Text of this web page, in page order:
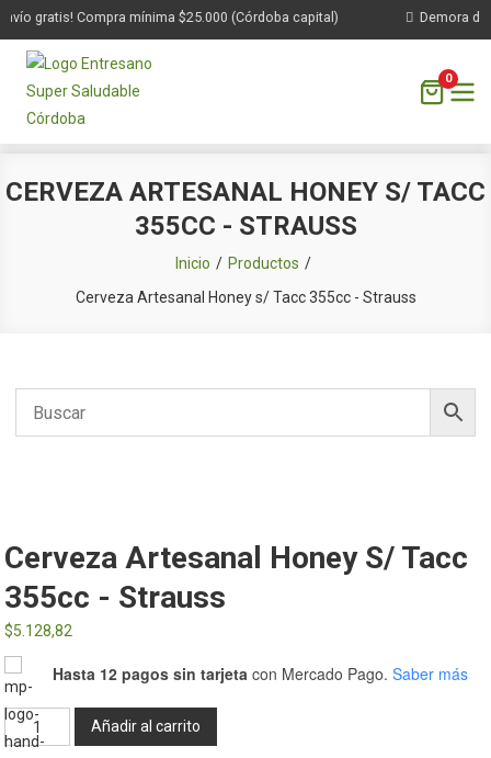
gratis! Compra mínima $25.000 (Córdoba capital) Demora de
al
0
CERVEZA ARTESANAL HONEY S/ TACC
355CC - STRAUSS
Inicio
Productos
Cerveza Artesanal Honey s/ Tacc 355cc - Strauss
Cerveza Artesanal Honey S/ Tacc
355cc - Strauss
$5.128,82
Hasta 12 pagos sin tarjeta con Mercado Pago. Saber más
Cerveza
Artesanal
Añadir al carrito